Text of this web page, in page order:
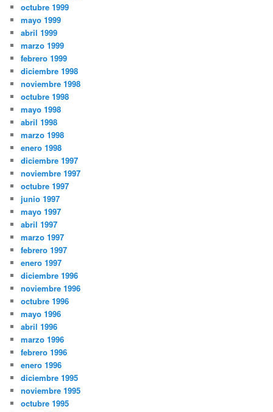
octubre 1999
mayo 1999
abril 1999
marzo 1999
febrero 1999
diciembre 1998
noviembre 1998
octubre 1998
mayo 1998
abril 1998
marzo 1998
enero 1998
diciembre 1997
noviembre 1997
octubre 1997
junio 1997
mayo 1997
abril 1997
marzo 1997
febrero 1997
enero 1997
diciembre 1996
noviembre 1996
octubre 1996
mayo 1996
abril 1996
marzo 1996
febrero 1996
enero 1996
diciembre 1995
noviembre 1995
octubre 1995